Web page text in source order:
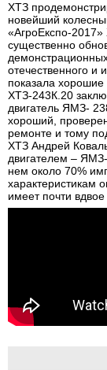
ХТЗ
новейший
«АгроЕкспо-2017»
существенно
отечественного и
показала
ХТЗ-243К.20
двигатель ЯМЗ-
хороший,
ремонте и тому
ХТЗ Андрей
двигателем –
нем около 70%
характеристикам
имеет почти